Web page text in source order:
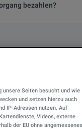
bezahlen?
unsere Seiten besucht und wie
und setzen hierzu auch
IP-Adressen nutzen. Auf
Videos, externe
der EU ohne angemessenes